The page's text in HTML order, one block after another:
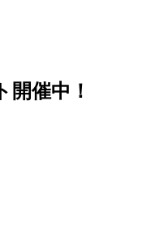
開催中！